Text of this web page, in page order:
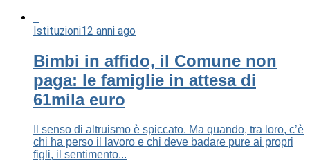
Istituzioni12 anni ago
Bimbi in affido, il Comune non
paga: le famiglie in attesa di
61mila euro
Il senso di altruismo è spiccato. Ma quando, tra loro, c’è
chi ha perso il lavoro e chi deve badare pure ai propri
figli, il sentimento...